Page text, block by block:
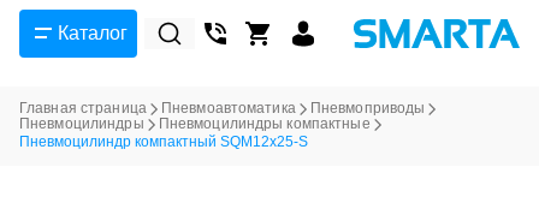
Каталог
Главная страница Пневмоавтоматика
Пневмоприводы
Пневмоцилиндры
Пневмоцилиндры компактные
Пневмоцилиндр компактный SQM12x25-S